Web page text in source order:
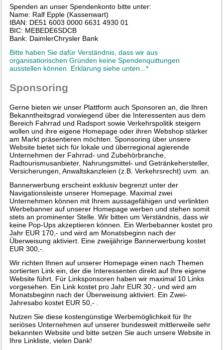
Spenden an unser Spendenkonto bitte unter:
Name: Ralf Epple (Kassenwart)
IBAN: DE51 6003 0000 6631 4930 01
BIC: MEBEDE6SDCB
Bank: DaimlerChrysler Bank
Bitte haben Sie dafür Verständnis, dass wir aus
organisatiorischen Gründen keine Spendenquittungen
ausstellen können. Erklärung siehe unten...*
Sponsoring
Gerne bieten wir unser Plattform auch Sponsoren an, die Ihren
Bekanntheitsgrad vorwiegend über die Interessenten aus dem
Bereich Fahrrad und Radsport sowie Verkehrspolitik steigern
wollen und ihre eigene Homepage oder ihren Webshop stärker
am Markt präsentieren möchten. Sponsoring über unsere
Website bietet sich für lokale und überregional agierende
Unternehmen der Fahrrad- und Zubehörbranche,
Radtourismusanbieter, Nahrungsmittel- und Getränkehersteller,
Versicherungen, Anwaltskanzleien (z.B. Verkehrsrecht) uvm. an.
Bannerwerbung erscheint exklusiv begrenzt unter der
Navigationsleiste unserer Homepage. Maximal zwei
Unternehmen können mit Ihrem aussagefähigen und verlinkten
Werbebanner auf unserer Homepage werben und stehen somit
stets an prominenter Stelle. Wir bitten um Verständnis, dass wir
keine Pop-Ups akzeptieren können. Ein Werbebanner kostet pro
Jahr EUR 170,- und wird am Monatsbeginn nach der
Überweisung aktiviert. Eine zweijährige Bannerwerbung kostet
EUR 300,-.
Wir richten Ihnen auf unserer Homepage einen nach Themen
sortierten Link ein, der die Interessenten direkt auf Ihre eigene
Website führt. Für Linksponsoren haben wir maximal 10 Links
vorgesehen. Ein Link kostet pro Jahr EUR 30,- und wird am
Monatsbeginn nach der Überweisung aktiviert. Ein Zwei-
Jahresabo kostet EUR 50,- .
Nutzen Sie diese kostengünstige Werbemöglichkeit für Ihr
seriöses Unternehmen auf unserer bundesweit mittlerweile sehr
bekannten Website und bitte setzen Sie auch unsere Website in
Ihre Linkliste, vielen Dank!